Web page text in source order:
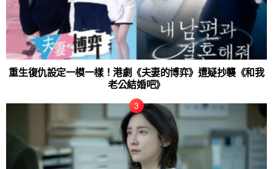
重生復仇設定一模一樣！港劇《夫妻的博弈》遭疑抄襲《和我
老公結婚吧》